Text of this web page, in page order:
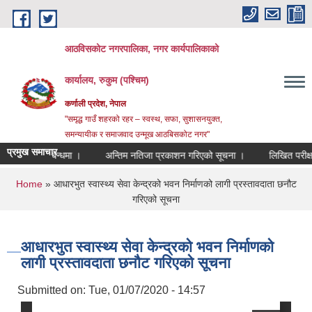
Skip to main content
आठविसकोट नगरपालिका, नगर कार्यपालिकाको
कार्यालय, रुकुम (पश्चिम)
कर्णाली प्रदेश, नेपाल
"समृद्ध गाउँ शहरको रहर – स्वस्थ, सफा, सुशासनयुक्त,
समन्यायीक र समाजवाद उन्मूख आठबिसकोट नगर"
प्रमुख समाचार
सम्बन्धमा । अन्तिम नतिजा प्रकाशन गरिएको सूचना । लिखित परीक्षाको
You are here
Home» आधारभुत स्वास्थ्य सेवा केन्द्रको भवन निर्माणको लागी प्रस्तावदाता छनौट
गरिएको सूचना
आधारभुत स्वास्थ्य सेवा केन्द्रको भवन निर्माणको
लागी प्रस्तावदाता छनौट गरिएको सूचना
Submitted on: Tue, 01/07/2020 - 14:57